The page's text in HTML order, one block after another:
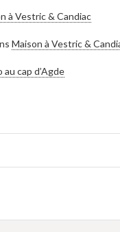
à Vestric & Candiac
Maison à Vestric &
au cap d’Agde